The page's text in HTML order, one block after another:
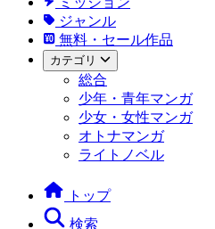
ジャンル
無料・セール作品
カテゴリ
総合
少年・青年マンガ
少女・女性マンガ
オトナマンガ
ライトノベル
トップ
検索